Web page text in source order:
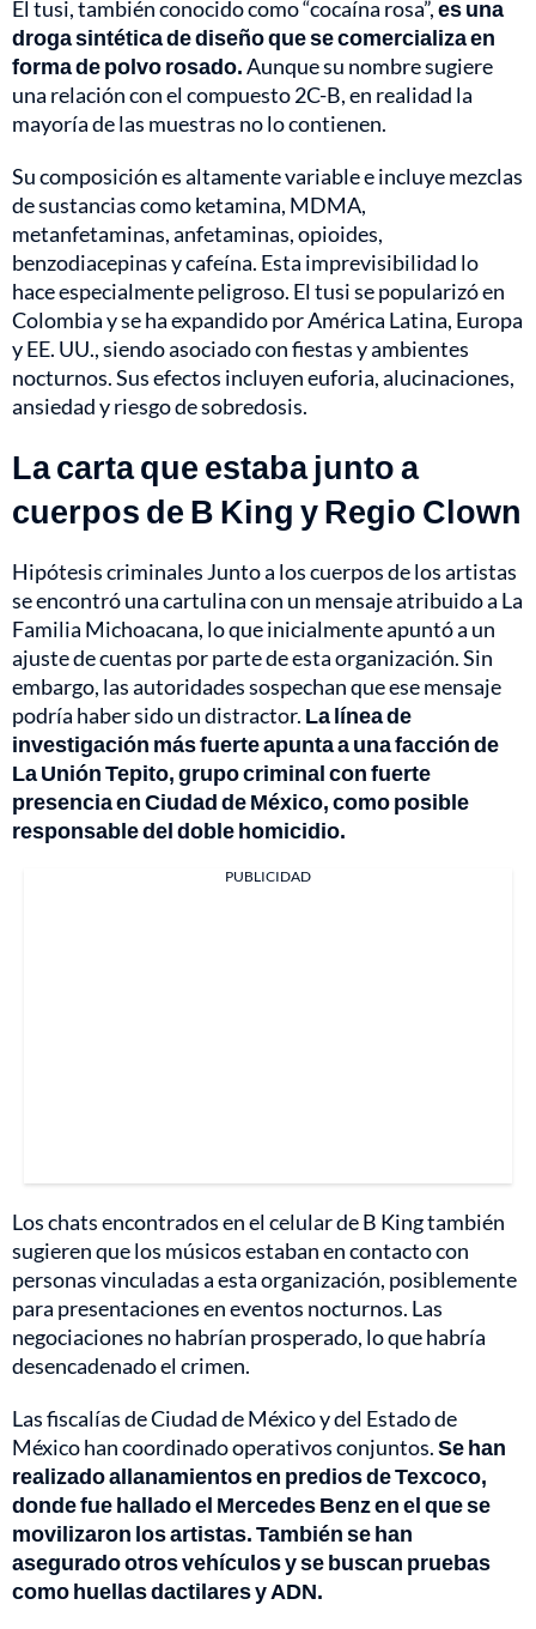
El tusi, también conocido como “cocaína rosa”,es una
droga sintética de diseño que se comercializa en
forma de polvo rosado.Aunque su nombre sugiere
una relación con el compuesto 2C-B, en realidad la
mayoría de las muestras no lo contienen.
Su composición es altamente variable e incluye mezclas
de sustancias como ketamina, MDMA,
metanfetaminas, anfetaminas, opioides,
benzodiacepinas y cafeína. Esta imprevisibilidad lo
hace especialmente peligroso. El tusi se popularizó en
Colombia y se ha expandido por América Latina, Europa
y EE. UU., siendo asociado con fiestas y ambientes
nocturnos. Sus efectos incluyen euforia, alucinaciones,
ansiedad y riesgo de sobredosis.
La carta que estaba junto a
cuerpos de B King y Regio Clown
Hipótesis criminales Junto a los cuerpos de los artistas
se encontró una cartulina con un mensaje atribuido a La
Familia Michoacana, lo que inicialmente apuntó a un
ajuste de cuentas por parte de esta organización. Sin
embargo, las autoridades sospechan que ese mensaje
podría haber sido un distractor. La línea de
investigación más fuerte apunta a una facción de
La Unión Tepito, grupo criminal con fuerte
presencia en Ciudad de México, como posible
responsable del doble homicidio.
PUBLICIDAD
Los chats encontrados en el celular de B King también
sugieren que los músicos estaban en contacto con
personas vinculadas a esta organización, posiblemente
para presentaciones en eventos nocturnos. Las
negociaciones no habrían prosperado, lo que habría
desencadenado el crimen.
Las fiscalías de Ciudad de México y del Estado de
México han coordinado operativos conjuntos.Se han
realizado allanamientos en predios de Texcoco,
donde fue hallado el Mercedes Benz en el que se
movilizaron los artistas. También se han
asegurado otros vehículos y se buscan pruebas
como huellas dactilares y ADN.